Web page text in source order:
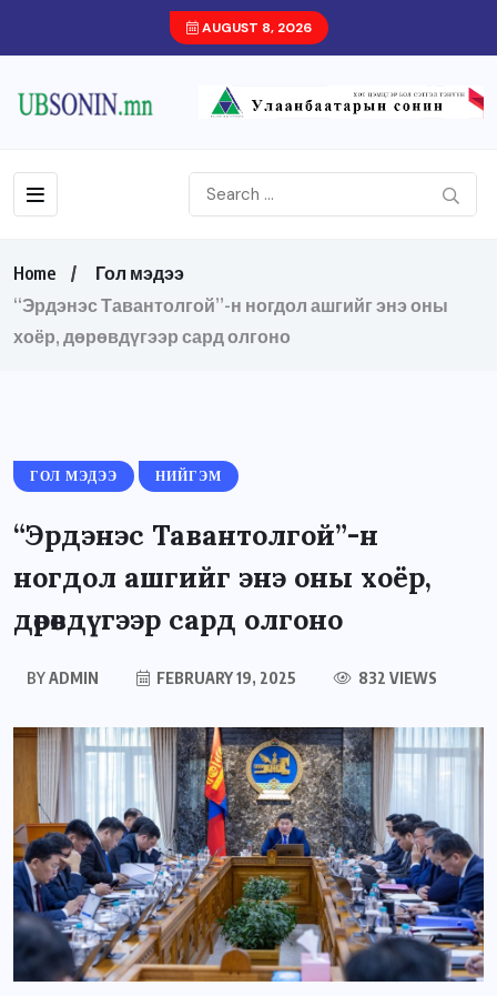
AUGUST 8, 2026
Home
Гол мэдээ
“Эрдэнэс Тавантолгой”-н ногдол ашгийг энэ оны
хоёр, дөрөвдүгээр сард олгоно
ГОЛ МЭДЭЭ НИЙГЭМ
“Эрдэнэс Тавантолгой”-н
ногдол ашгийг энэ оны хоёр,
дөрөвдүгээр сард олгоно
BYADMIN FEBRUARY 19, 2025 832 VIEWS